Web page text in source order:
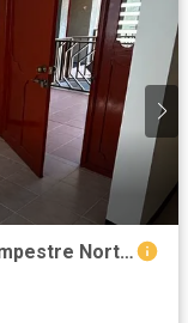
Renta Departamento Lomas del Campestre Norte Ags